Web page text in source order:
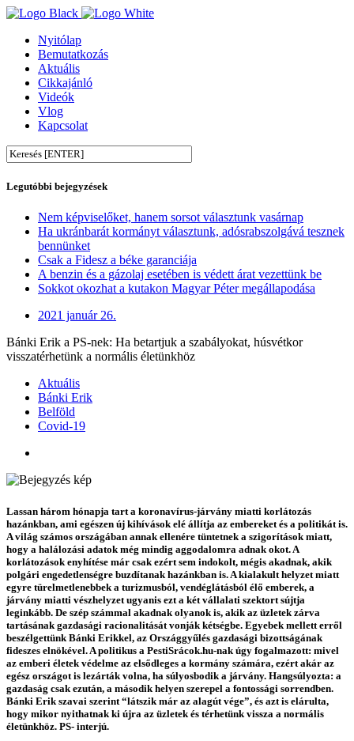
Nyitólap
Bemutatkozás
Aktuális
Cikkajánló
Videók
Vlog
Kapcsolat
Legutóbbi bejegyzések
Nem képviselőket, hanem sorsot választunk vasárnap
Ha ukránbarát kormányt választunk, adósrabszolgává tesznek
bennünket
Csak a Fidesz a béke garanciája
A benzin és a gázolaj esetében is védett árat vezettünk be
Sokkot okozhat a kutakon Magyar Péter megállapodása
2021 január 26.
Bánki Erik a PS-nek: Ha betartjuk a szabályokat, húsvétkor
visszatérhetünk a normális életünkhöz
Aktuális
Bánki Erik
Belföld
Covid-19
Lassan három hónapja tart a koronavírus-járvány miatti korlátozás
hazánkban, ami egészen új kihívások elé állítja az embereket és a politikát is.
A világ számos országában annak ellenére tüntetnek a szigorítások miatt,
hogy a halálozási adatok még mindig aggodalomra adnak okot. A
korlátozások enyhítése már csak ezért sem indokolt, mégis akadnak, akik
polgári engedetlenségre buzdítanak hazánkban is. A kialakult helyzet miatt
egyre türelmetlenebbek a turizmusból, vendéglátásból élő emberek, a
járvány miatti vészhelyzet ugyanis ezt a két vállalati szektort sújtja
leginkább. De szép számmal akadnak olyanok is, akik az üzletek zárva
tartásának gazdasági racionalitását vonják kétségbe. Egyebek mellett erről
beszélgettünk Bánki Erikkel, az Országgyűlés gazdasági bizottságának
fideszes elnökével. A politikus a PestiSrácok.hu-nak úgy fogalmazott: mivel
az emberi életek védelme az elsődleges a kormány számára, ezért akár az
egész országot is lezárták volna, ha súlyosbodik a járvány. Hangsúlyozta: a
gazdaság csak ezután, a második helyen szerepel a fontossági sorrendben.
Bánki Erik szavai szerint “látszik már az alagút vége”, és azt is elárulta,
hogy mikor nyithatnak ki újra az üzletek és térhetünk vissza a normális
életünkhöz. PS- interjú.